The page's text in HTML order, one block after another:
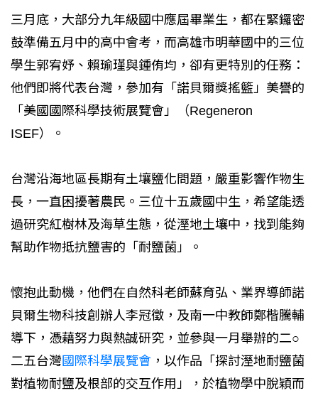
三月底，大部分九年級國中應屆畢業生，都在緊鑼密
鼓準備五月中的高中會考，而高雄市明華國中的三位
學生郭宥妤、賴瑜瑾與鍾侑均，卻有更特別的任務：
他們即將代表台灣，參加有「諾貝爾獎搖籃」美譽的
「美國國際科學技術展覽會」（Regeneron
ISEF）。
台灣沿海地區長期有土壤鹽化問題，嚴重影響作物生
長，一直困擾著農民。三位十五歲國中生，希望能透
過研究紅樹林及海草生態，從溼地土壤中，找到能夠
幫助作物抵抗鹽害的「耐鹽菌」。
懷抱此動機，他們在自然科老師蘇育弘、業界導師諾
貝爾生物科技創辦人李冠徵，及南一中教師鄭楷騰輔
導下，憑藉努力與熱誠研究，並參與一月舉辦的二○
二五台灣國際科學展覽會 ，以作品「探討溼地耐鹽菌
對植物耐鹽及根部的交互作用」，於植物學中脫穎而